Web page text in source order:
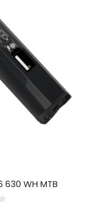
630 WH MTB